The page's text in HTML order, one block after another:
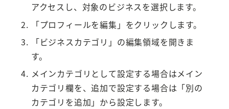
アクセスし、対象のビジネスを選択します。
「プロフィールを編集」をクリックします。
「ビジネスカテゴリ」の編集領域を開きま
す。
メインカテゴリとして設定する場合はメイン
カテゴリ欄を、追加で設定する場合は「別の
カテゴリを追加」から設定します。